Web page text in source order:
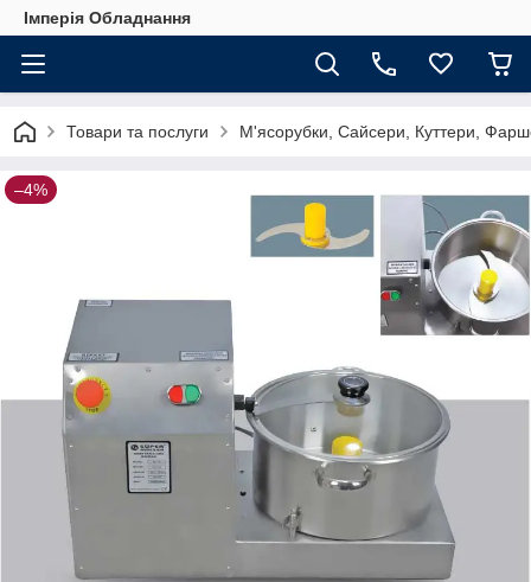
Імперія Обладнання
Товари та послуги М'ясорубки, Сайсери, Куттери,
–4%